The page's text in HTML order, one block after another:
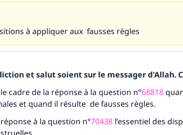
à appliquer aux fausses règles
et salut soient sur le messager d'Allah.
le cadre de la réponse à la question n°68818
et quand il résulte de fausses règles.
à la question n°70438 l’essentiel des